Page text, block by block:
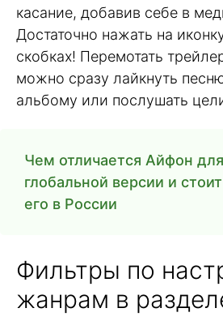
касание, добавив себе в
Достаточно нажать на
скобках! Перемотать
можно сразу лайкнуть
альбому или послушать
Чем отличается Айфон
глобальной версии и
его в России
Фильтры по
жанрам в